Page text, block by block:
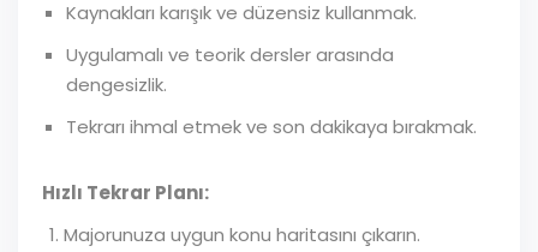
Kaynakları karışık ve düzensiz kullanmak.
Uygulamalı ve teorik dersler arasında
dengesizlik.
Tekrarı ihmal etmek ve son dakikaya bırakmak.
Hızlı Tekrar Planı:
Majorunuza uygun konu haritasını çıkarın.